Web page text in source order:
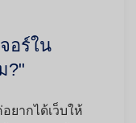
อร์ใน
?"
ยากได้เว็บให้